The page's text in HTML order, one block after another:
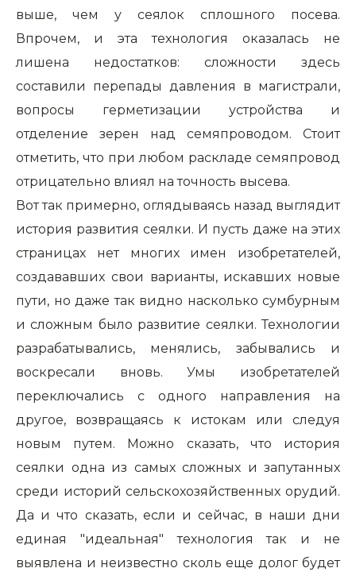
выше, чем у сеялок сплошного посева.
Впрочем, и эта технология оказалась не
лишена недостатков: сложности здесь
составили перепады давления в магистрали,
вопросы герметизации устройства и
отделение зерен над семяпроводом. Стоит
отметить, что при любом раскладе семяпровод
отрицательно влиял на точность высева.
Вот так примерно, оглядываясь назад выглядит
история развития сеялки. И пусть даже на этих
страницах нет многих имен изобретателей,
создававших свои варианты, искавших новые
пути, но даже так видно насколько сумбурным
и сложным было развитие сеялки. Технологии
разрабатывались, менялись, забывались и
воскресали вновь. Умы изобретателей
переключались с одного направления на
другое, возвращаясь к истокам или следуя
новым путем. Можно сказать, что история
сеялки одна из самых сложных и запутанных
среди историй сельскохозяйственных орудий.
Да и что сказать, если и сейчас, в наши дни
единая "идеальная" технология так и не
выявлена и неизвестно сколь еще долог будет